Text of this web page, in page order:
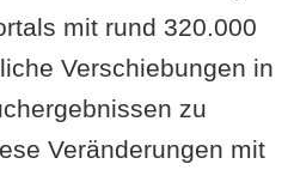
mit rund 320.000
Verschiebungen in
zu
Veränderungen mit